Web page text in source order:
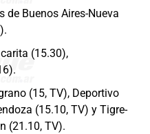
de Buenos Aires-Nueva
(15.30),
(15, TV), Deportivo
(15.10, TV) y Tigre-
(21.10, TV).